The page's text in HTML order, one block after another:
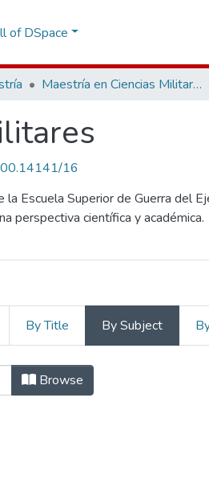
of DSpace
Maestría en Ciencias Militares
16
la Escuela Superior de Guerra del
perspectiva científica y académica.
By Title By Subject
by Subject
Browse